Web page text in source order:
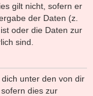
gilt nicht, sofern er
der Daten (z.
oder die Daten zur
sind.
unter den von dir
dies zur